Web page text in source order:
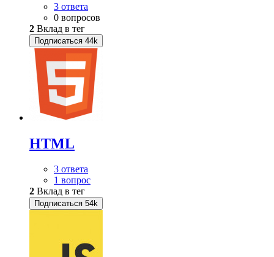
3 ответа
0 вопросов
2 Вклад в тег
Подписаться 44k
HTML
3 ответа
1 вопрос
2 Вклад в тег
Подписаться 54k